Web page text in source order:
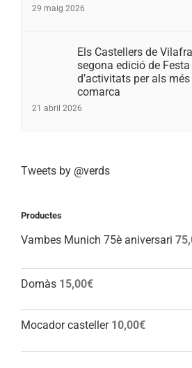
29 maig 2026
Els Castellers de
segona edició de
d’activitats per als
comarca
21 abril 2026
Tweets by @verds
Productes
Vambes Munich 75è aniversari
Domàs 15,00€
Mocador casteller 10,00€